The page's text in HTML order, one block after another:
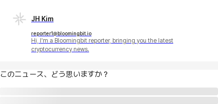
JH Kim
reporter1@bloomingbit.io
Hi, I'm a Bloomingbit reporter, bringing you the latest
cryptocurrency news.
このニュース、どう思いますか？